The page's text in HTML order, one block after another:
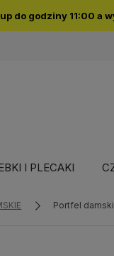
do godziny 11:00 a
I PLECAKI
Portfel